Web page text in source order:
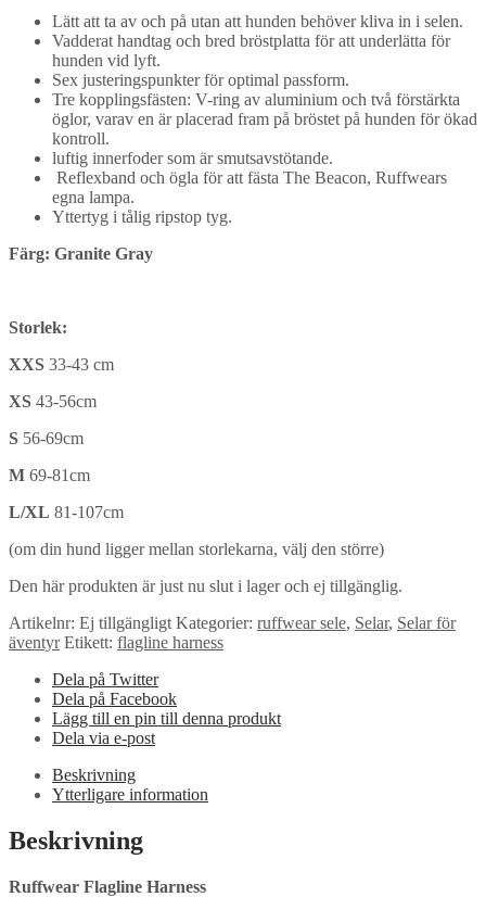
Lätt att ta av och på utan att hunden behöver kliva in i selen.
Vadderat handtag och bred bröstplatta för att underlätta för
hunden vid lyft.
Sex justeringspunkter för optimal passform.
Tre kopplingsfästen: V-ring av aluminium och två förstärkta
öglor, varav en är placerad fram på bröstet på hunden för ökad
kontroll.
luftig innerfoder som är smutsavstötande.
Reflexband och ögla för att fästa The Beacon, Ruffwears
egna lampa.
Yttertyg i tålig ripstop tyg.
Färg: Granite Gray
Storlek:
XXS 33-43 cm
XS 43-56cm
S 56-69cm
M 69-81cm
L/XL 81-107cm
(om din hund ligger mellan storlekarna, välj den större)
Den här produkten är just nu slut i lager och ej tillgänglig.
Artikelnr: Ej tillgängligt Kategorier: ruffwear sele, Selar, Selar för
äventyr Etikett: flagline harness
Dela på Twitter
Dela på Facebook
Lägg till en pin till denna produkt
Dela via e-post
Beskrivning
Ytterligare information
Beskrivning
Ruffwear Flagline Harness